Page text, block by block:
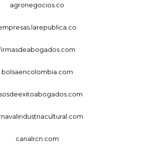
agronegocios.co
bolsaencolombia.com
canalrcn.com